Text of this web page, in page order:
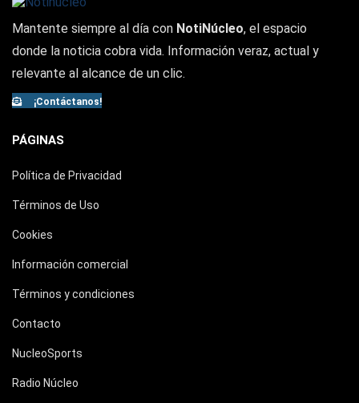
Mantente siempre al día con NotiNúcleo, el espacio
donde la noticia cobra vida. Información veraz, actual y
relevante al alcance de un clic.
¡Contáctanos!
PÁGINAS
Política de Privacidad
Términos de Uso
Cookies
Información comercial
Términos y condiciones
Contacto
NucleoSports
Radio Núcleo